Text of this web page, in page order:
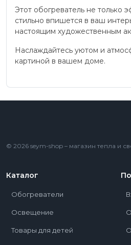
Этот обогреватель не только
стильно впишется в ваш
настоящим художественным
Наслаждайтесь уютом и
картиной в вашем доме.
© 2026 seym-shop – магазин тепла и
Каталог
Обогреватели
Освещение
Товары для детей